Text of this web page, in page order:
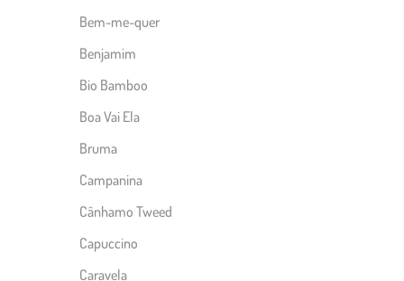
Bem-me-quer
Benjamim
Bio Bamboo
Boa Vai Ela
Bruma
Campanina
Cânhamo Tweed
Capuccino
Caravela